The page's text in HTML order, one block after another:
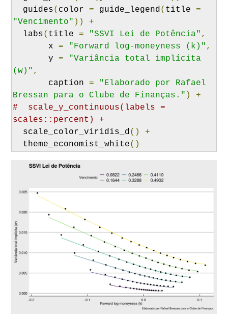
  guides
( color = guide_legend( title =
"Vencimento" ))
+
  labs
( title = "SSVI Lei de Potência" ,
       x
= "Forward log-moneyness (k)" ,
       y
=
"Variância total implícita
(w)" ,
       caption
=
"Elaborado por Rafael
Bressan para o Clube de Finanças." )
+
#  scale_y_continuous(labels =
scales::percent) +
  scale_color_viridis_d
()
+
  theme_economist_white
()